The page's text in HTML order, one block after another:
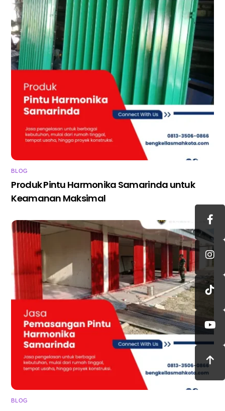
BLOG
Produk Pintu Harmonika Samarinda untuk
Keamanan Maksimal
BLOG